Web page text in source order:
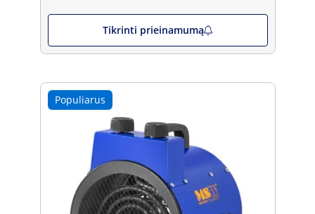
Tikrinti prieinamumą
Populiarus